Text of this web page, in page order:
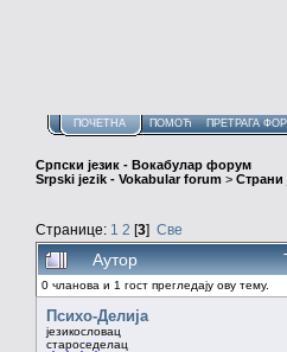
ПОЧЕТНА ПОМОЋ ПРЕТРАГА
Српски језик - Вокабулар форум
Srpski jezik - Vokabular forum > Страни
Странице: 1 2 [3] Све
Аутор
0 чланова и 1 гост прегледају ову тему.
Психо-Делија
језикословац
староседелац